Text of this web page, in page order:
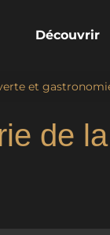
Découvrir
et
de